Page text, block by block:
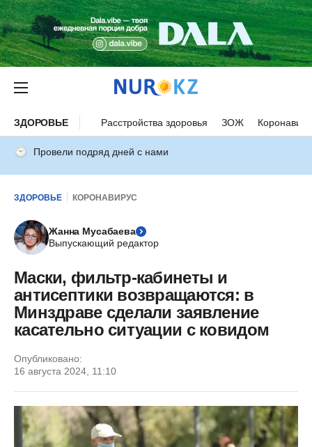
ЗДОРОВЬЕ Расстройства здоровья ЗОЖ
Провели подряд дней с нами
ЗДОРОВЬЕ КОРОНАВИРУС
Жанна Мусабаева
Выпускающий редактор
Маски, фильтр-кабинеты и
антисептики возвращаются: в
Минздраве сделали заявление
касательно ситуации с ковидом
Опубликовано:
16 августа 2024, 11:10